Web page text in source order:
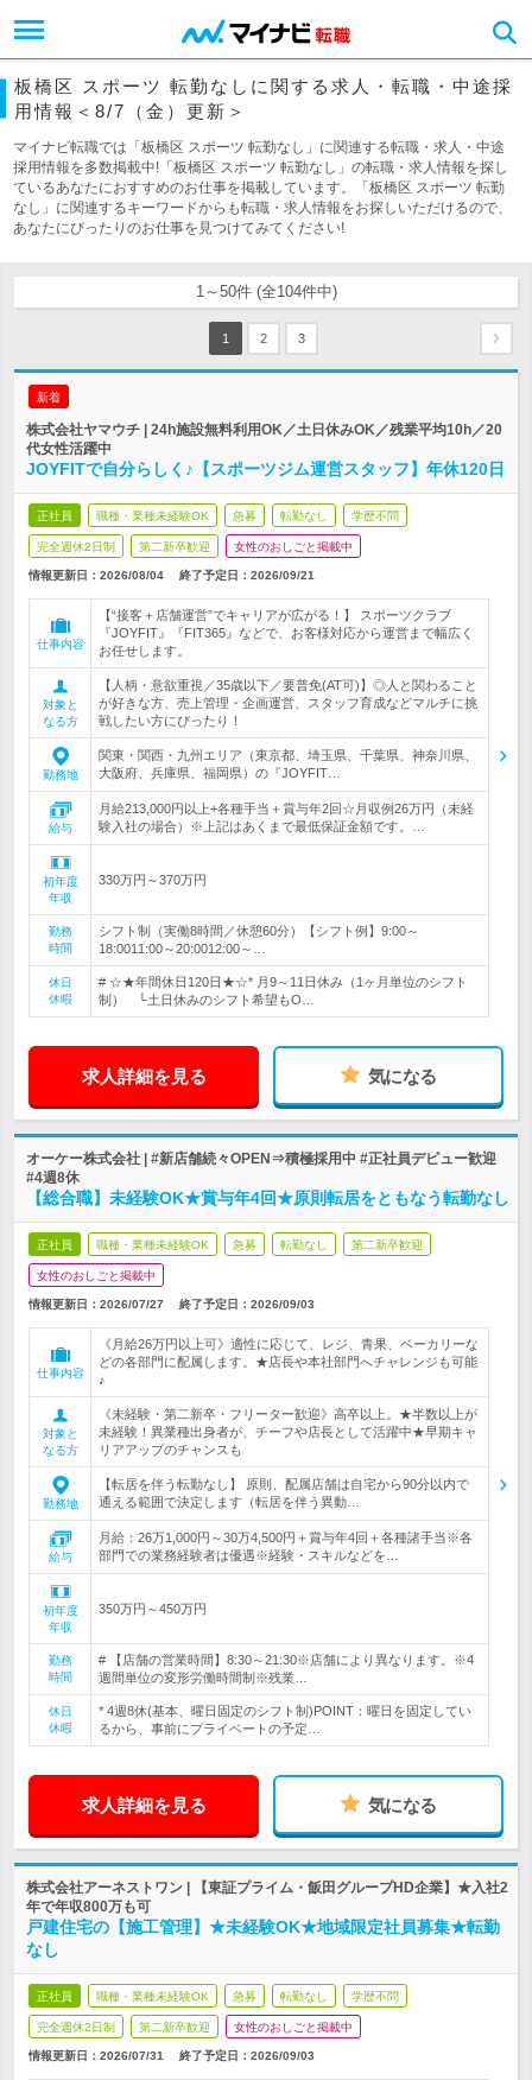
板橋区 スポーツ 転勤なしに関する求人・転職・中途採
用情報＜8/7（金）更新＞
マイナビ転職では「板橋区 スポーツ 転勤なし」に関連する転職・求人・中途
採用情報を多数掲載中!「板橋区 スポーツ 転勤なし」の転職・求人情報を探し
ているあなたにおすすめのお仕事を掲載しています。「板橋区 スポーツ 転勤
なし」に関連するキーワードからも転職・求人情報をお探しいただけるので、
あなたにぴったりのお仕事を見つけてみてください!
1～50件 (全104件中)
1 2 3
新着
株式会社ヤマウチ | 24h施設無料利用OK／土日休みOK／残業平均10h／20
代女性活躍中
JOYFITで自分らしく♪【スポーツジム運営スタッフ】年休120日
正社員 職種・業種未経験OK 急募 転勤なし 学歴不問
完全週休2日制 第二新卒歓迎 女性のおしごと掲載中
情報更新日：2026/08/04 終了予定日： 2026/09/21
仕事内容
【“接客＋店舗運営”でキャリアが広がる！】 スポーツクラブ
『JOYFIT』『FIT365』などで、お客様対応から運営まで幅広く
お任せします。
対象と
なる方
【人柄・意欲重視／35歳以下／要普免(AT可)】◎人と関わること
が好きな方、売上管理・企画運営、スタッフ育成などマルチに挑
戦したい方にぴったり！
勤務地
関東・関西・九州エリア（東京都、埼玉県、千葉県、神奈川県、
大阪府、兵庫県、福岡県）の『JOYFIT…
給与
月給213,000円以上+各種手当＋賞与年2回☆月収例26万円（未経
験入社の場合）※上記はあくまで最低保証金額です。…
初年度
年収
330万円～370万円
勤務
時間
シフト制（実働8時間／休憩60分）【シフト例】9:00～
18:0011:00～20:0012:00～…
休日
休暇
# ☆★年間休日120日★☆* 月9～11日休み（1ヶ月単位のシフト
制） └土日休みのシフト希望もO…
求人詳細を見る 気になる
オーケー株式会社 | #新店舗続々OPEN⇒積極採用中 #正社員デビュー歓迎
#4週8休
【総合職】未経験OK★賞与年4回★原則転居をともなう転勤なし
正社員 職種・業種未経験OK 急募 転勤なし 第二新卒歓迎
女性のおしごと掲載中
情報更新日：2026/07/27 終了予定日： 2026/09/03
仕事内容
《月給26万円以上可》適性に応じて、レジ、青果、ベーカリーな
どの各部門に配属します。★店長や本社部門へチャレンジも可能
♪
対象と
なる方
《未経験・第二新卒・フリーター歓迎》高卒以上。★半数以上が
未経験！異業種出身者が、チーフや店長として活躍中★早期キャ
リアアップのチャンスも
勤務地
【転居を伴う転勤なし】 原則、配属店舗は自宅から90分以内で
通える範囲で決定します（転居を伴う異動…
給与
月給：26万1,000円～30万4,500円＋賞与年4回＋各種諸手当※各
部門での業務経験者は優遇※経験・スキルなどを…
初年度
年収
350万円～450万円
勤務
時間
# 【店舗の営業時間】8:30～21:30※店舗により異なります。※4
週間単位の変形労働時間制※残業…
休日
休暇
* 4週8休(基本、曜日固定のシフト制)POINT：曜日を固定してい
るから、事前にプライベートの予定…
求人詳細を見る 気になる
株式会社アーネストワン | 【東証プライム・飯田グループHD企業】★入社2
年で年収800万も可
戸建住宅の【施工管理】★未経験OK★地域限定社員募集★転勤
なし
正社員 職種・業種未経験OK 急募 転勤なし 学歴不問
完全週休2日制 第二新卒歓迎 女性のおしごと掲載中
情報更新日：2026/07/31 終了予定日： 2026/09/03